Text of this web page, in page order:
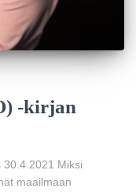
-kirjan
Miksi
maailmaan